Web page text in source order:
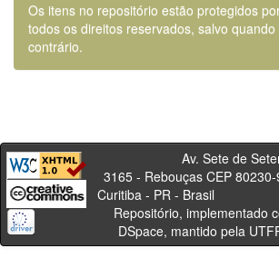
Os itens no repositório estão protegidos
todos os direitos reservados, salvo
contrário.
Av. Sete de
3165 - Rebouças CEP
Curitiba - PR -
Repositório, implementado
DSpace, mantido pela